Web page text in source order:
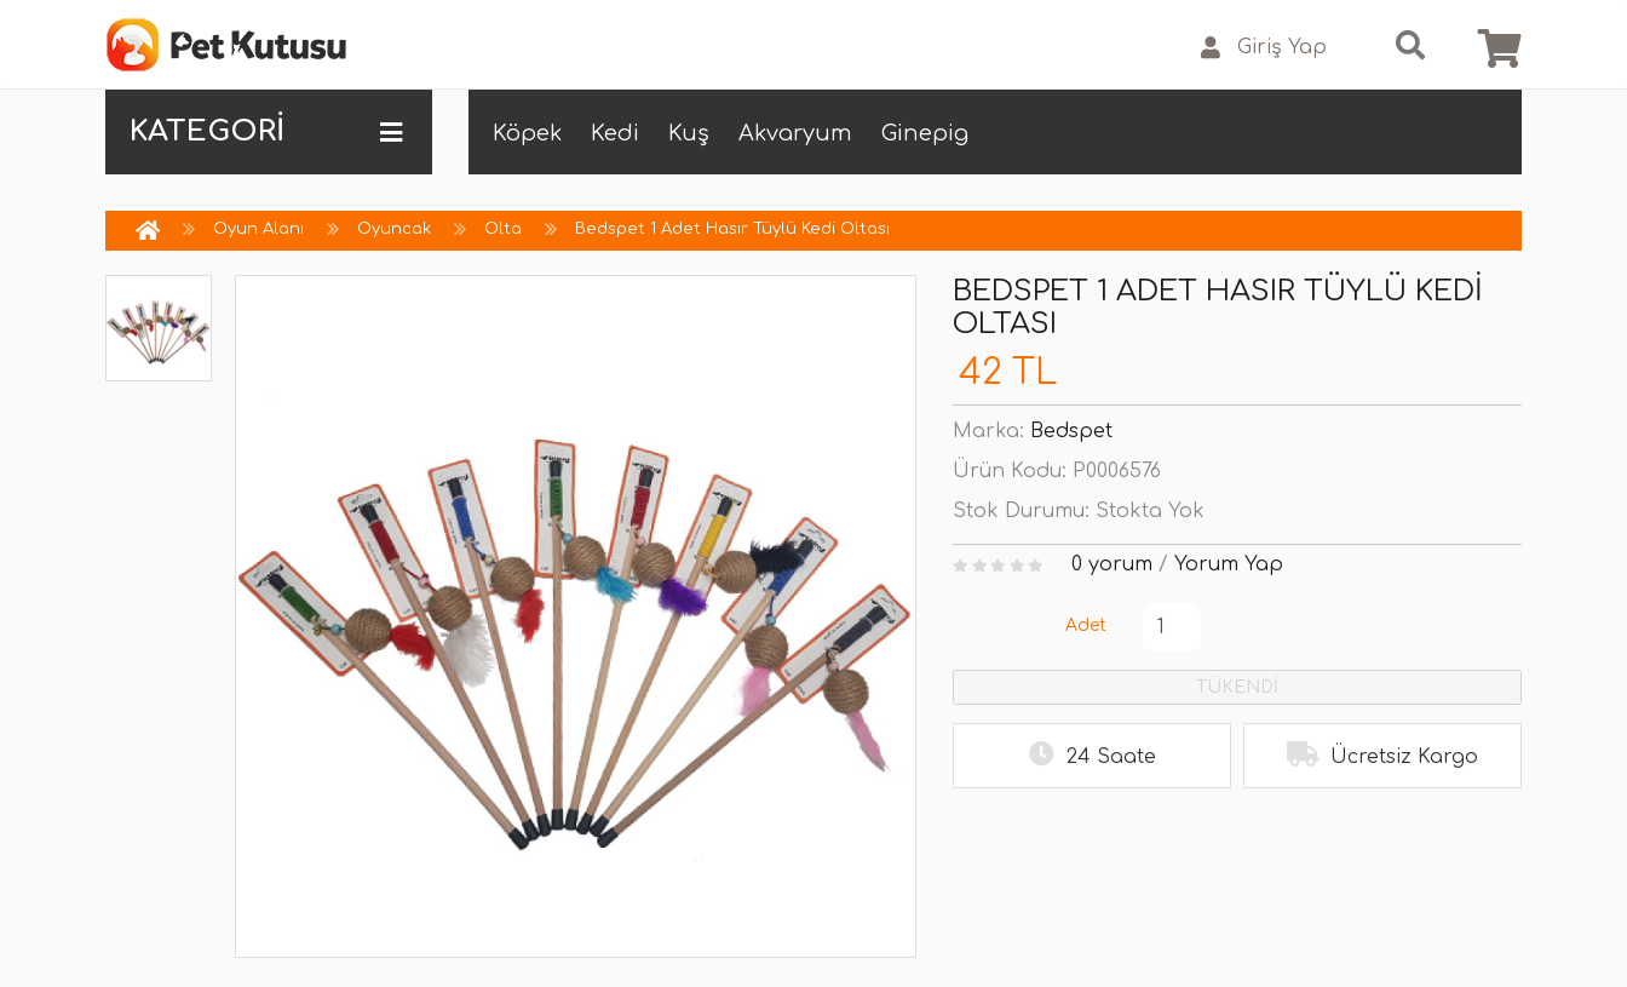
Giriş Yap
KATEGORİ Köpek Kedi Kuş Akvaryum Ginepig
Oyun Alanı Oyuncak Olta Bedspet 1 Adet Hasır Tüylü Kedi Oltası
BEDSPET 1 ADET HASIR TÜYLÜ KEDI
OLTASI
42 TL
Marka: Bedspet
Ürün Kodu: P0006576
Stok Durumu: Stokta Yok
0 yorum / Yorum Yap
Adet
TÜKENDİ
24 Saate Ücretsiz Kargo